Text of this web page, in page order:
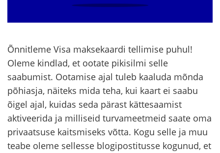
Õnnitleme Visa maksekaardi tellimise puhul!
Oleme kindlad, et ootate pikisilmi selle
saabumist. Ootamise ajal tuleb kaaluda mõnda
põhiasja, näiteks mida teha, kui kaart ei saabu
õigel ajal, kuidas seda pärast kättesaamist
aktiveerida ja milliseid turvameetmeid saate oma
privaatsuse kaitsmiseks võtta. Kogu selle ja muu
teabe oleme sellesse blogipostitusse kogunud, et